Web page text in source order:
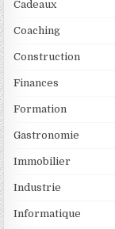
Cadeaux
Coaching
Construction
Finances
Formation
Gastronomie
Immobilier
Industrie
Informatique